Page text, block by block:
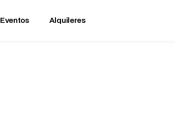
Eventos Alquileres